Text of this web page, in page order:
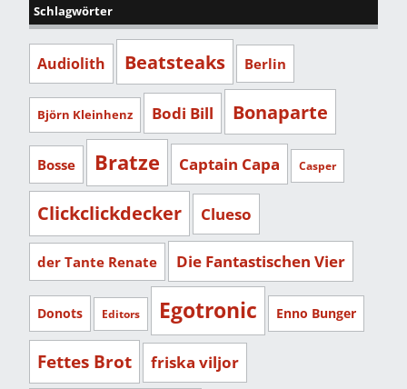
Schlagwörter
Audiolith Beatsteaks Berlin
Björn Kleinhenz Bodi Bill Bonaparte
Bosse Bratze Captain Capa Casper
Clickclickdecker Clueso
der Tante Renate Die Fantastischen Vier
Donots Editors Egotronic Enno Bunger
Fettes Brot friska viljor